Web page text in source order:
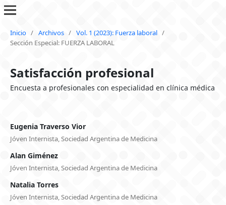
Inicio / Archivos / Vol. 1 (2023): Fuerza laboral /
Sección Especial: FUERZA LABORAL
Satisfacción profesional
Encuesta a profesionales con especialidad en clínica médica
Eugenia Traverso Vior
Jóven Internista, Sociedad Argentina de Medicina
Alan Giménez
Jóven Internista, Sociedad Argentina de Medicina
Natalia Torres
Jóven Internista, Sociedad Argentina de Medicina